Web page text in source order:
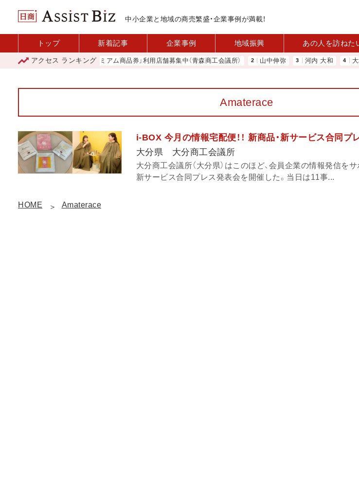
中小企業と地域の商売繁盛・企業事例が満載！
トップ 新着記事 企業事例 地域振興 あの人を訪ねた
アクセス ランキング
「青森市プレミアム商品券」利用店舗募集中（青森商工会議所） 山中伸弥 河内 大和 大地
Amaterace
i-BOX 今月の情報宅配便！！ 新商品・新サービス合同プ
大分県 大分商工会議所
大分商工会議所（大分県）はこのほど、会員企業の情報発信を
新サービス合同プレス発表会を開催した。当日は11事...
HOME Amaterace